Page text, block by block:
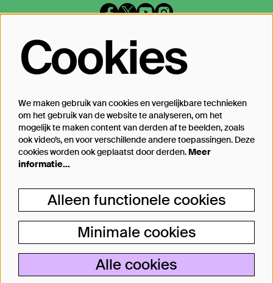
Op de hoogte blijven?
Inschrijven
Steun Theater Bellevue
Je kunt Theater Bellevue ook steunen, van
een kleine donatie bij aankoop van jouw
kaartje tot aan particulier producent.
Lees meer
Cookies
We maken gebruik van cookies en vergelijkbare technieken
om het gebruik van de website te analyseren, om het
mogelijk te maken content van derden af te beelden, zoals
ook video’s, en voor verschillende andere toepassingen. Deze
cookies worden ook geplaatst door derden. Meer
informatie…
Alleen functionele cookies
Minimale cookies
Alle cookies